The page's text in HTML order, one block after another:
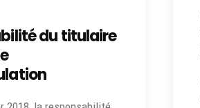
du titulaire